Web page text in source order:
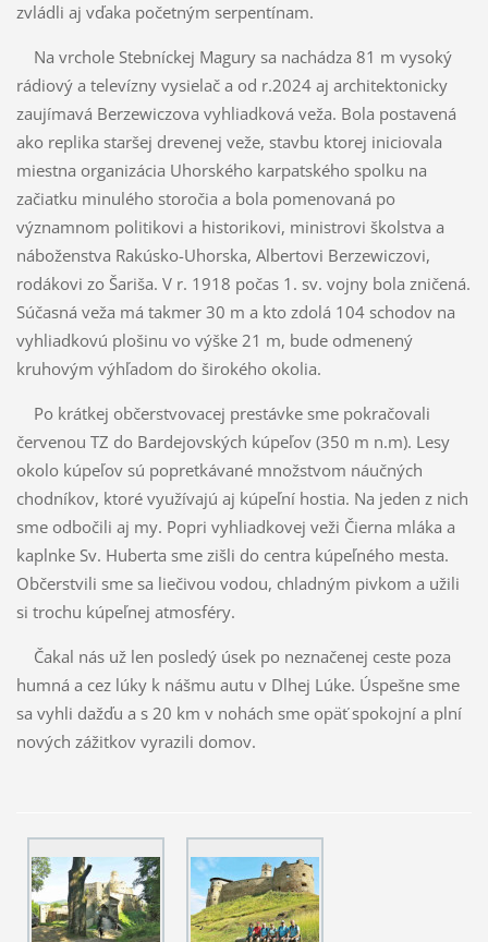
zvládli aj vďaka početným serpentínam.
Na vrchole Stebníckej Magury sa nachádza 81 m vysoký
rádiový a televízny vysielač a od r.2024 aj architektonicky
zaujímavá Berzewiczova vyhliadková veža. Bola postavená
ako replika staršej drevenej veže, stavbu ktorej iniciovala
miestna organizácia Uhorského karpatského spolku na
začiatku minulého storočia a bola pomenovaná po
významnom politikovi a historikovi, ministrovi školstva a
náboženstva Rakúsko-Uhorska, Albertovi Berzewiczovi,
rodákovi zo Šariša. V r. 1918 počas 1. sv. vojny bola zničená.
Súčasná veža má takmer 30 m a kto zdolá 104 schodov na
vyhliadkovú plošinu vo výške 21 m, bude odmenený
kruhovým výhľadom do širokého okolia.
Po krátkej občerstvovacej prestávke sme pokračovali
červenou TZ do Bardejovských kúpeľov (350 m n.m). Lesy
okolo kúpeľov sú popretkávané množstvom náučných
chodníkov, ktoré využívajú aj kúpeľní hostia. Na jeden z nich
sme odbočili aj my. Popri vyhliadkovej veži Čierna mláka a
kaplnke Sv. Huberta sme zišli do centra kúpeľného mesta.
Občerstvili sme sa liečivou vodou, chladným pivkom a užili
si trochu kúpeľnej atmosféry.
Čakal nás už len posledý úsek po neznačenej ceste poza
humná a cez lúky k nášmu autu v Dlhej Lúke. Úspešne sme
sa vyhli dažďu a s 20 km v nohách sme opäť spokojní a plní
nových zážitkov vyrazili domov.